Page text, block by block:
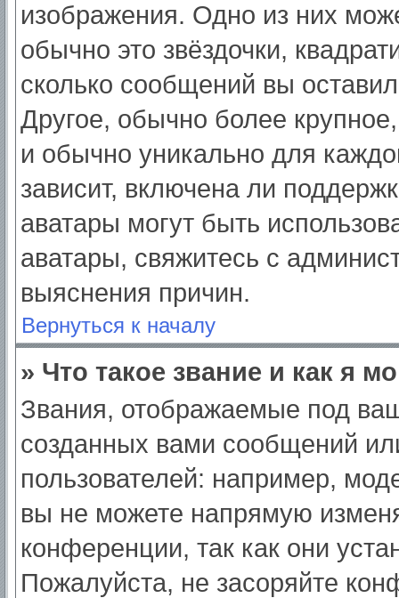
изображения. Одно из них
обычно это звёздочки,
сколько сообщений вы
Другое, обычно более
и обычно уникально для
зависит, включена ли
аватары могут быть
аватары, свяжитесь с
выяснения причин.
Вернуться к началу
» Что такое звание и как я
Звания, отображаемые под
созданных вами сообщений
пользователей: например,
вы не можете напрямую
конференции, так как они
Пожалуйста, не засоряйте